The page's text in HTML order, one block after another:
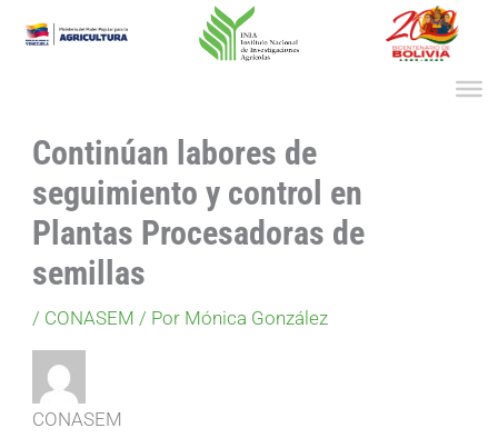
Continúan labores de
seguimiento y control en
Plantas Procesadoras de
semillas
/ CONASEM / Por Mónica González
CONASEM